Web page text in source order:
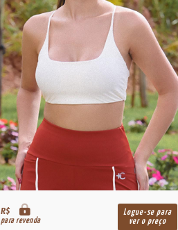
R$
para revenda
Logue-se para
ver o preço